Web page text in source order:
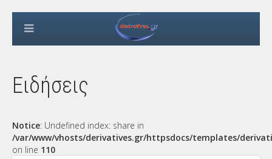
Ειδήσεις
Notice: Undefined index: share in
/var/www/vhosts/derivatives.gr/httpsdocs/templates/
on line 110